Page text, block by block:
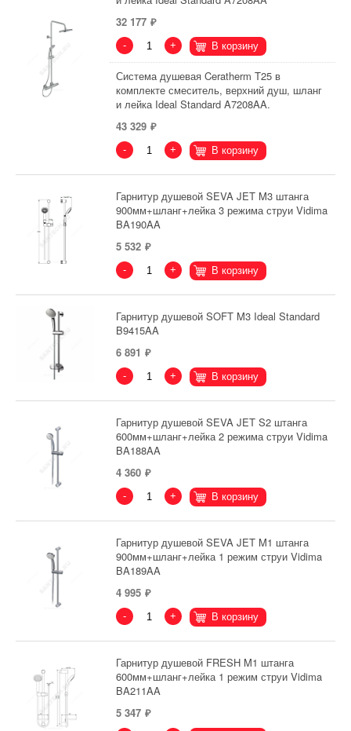
32 177
- + В корзину
Система душевая Ceratherm T25 в
комплекте смеситель, верхний душ, шланг
и лейка Ideal Standard A7208AA.
43 329
- + В корзину
Гарнитур душевой SEVA JET M3 штанга
900мм+шланг+лейка 3 режима струи Vidima
BA190AA
5 532
- + В корзину
Гарнитур душевой SOFT M3 Ideal Standard
B9415AA
6 891
- + В корзину
Гарнитур душевой SEVA JET S2 штанга
600мм+шланг+лейка 2 режима струи Vidima
BA188AA
4 360
- + В корзину
Гарнитур душевой SEVA JET M1 штанга
900мм+шланг+лейка 1 режим струи Vidima
BA189AA
4 995
- + В корзину
Гарнитур душевой FRESH M1 штанга
600мм+шланг+лейка 1 режим струи Vidima
BA211AA
5 347